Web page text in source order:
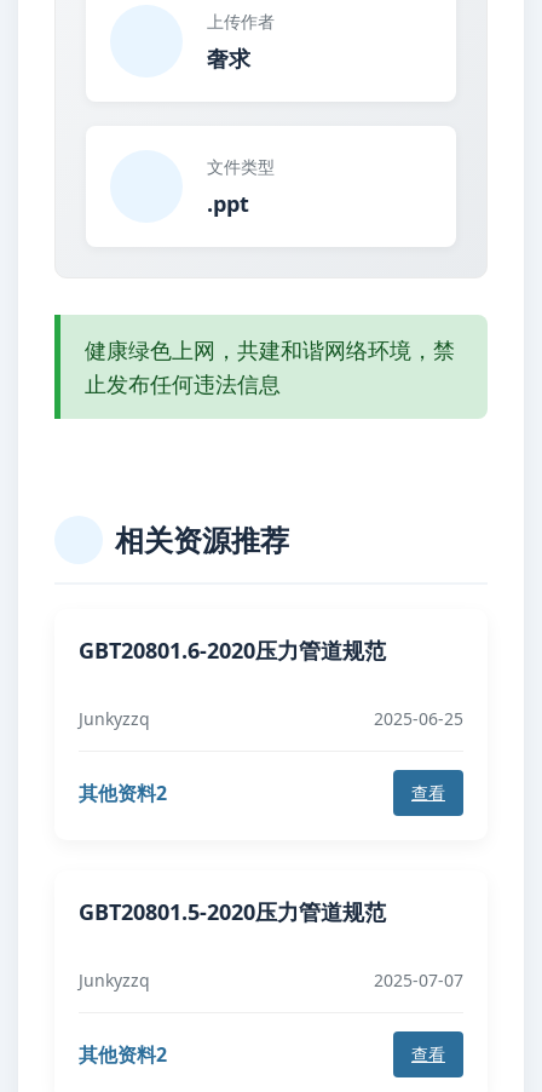
上传作者
奢求
文件类型
.ppt
健康绿色上网，共建和谐网络环境，禁
止发布任何违法信息
相关资源推荐
GBT20801.6-2020压力管道规范
Junkyzzq 2025-06-25
其他资料2 查看
GBT20801.5-2020压力管道规范
Junkyzzq 2025-07-07
其他资料2 查看